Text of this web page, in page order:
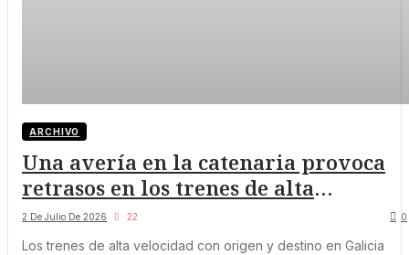
ARCHIVO
Una avería en la catenaria provoca
retrasos en los trenes de alta
velocidad entre Madrid y Galicia
2 De Julio De 2026 22 0
Los trenes de alta velocidad con origen y destino en Galicia